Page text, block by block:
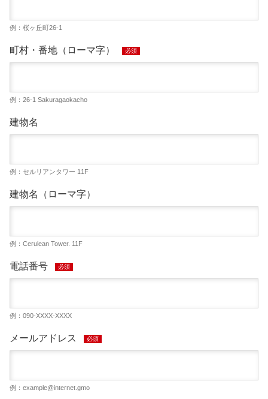
例：桜ヶ丘町26-1
町村・番地（ローマ字） 必須
例：26-1 Sakuragaokacho
建物名
例：セルリアンタワー 11F
建物名（ローマ字）
例：Cerulean Tower. 11F
電話番号 必須
例：090-XXXX-XXXX
メールアドレス 必須
例： example@internet.gmo